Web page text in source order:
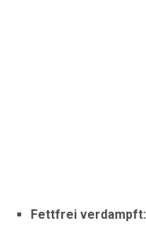
Fettfrei verdampft: